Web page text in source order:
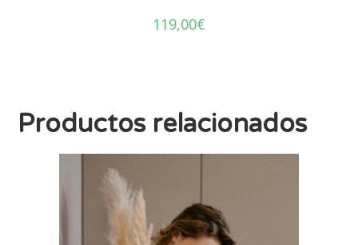
119,00€
Productos relacionados